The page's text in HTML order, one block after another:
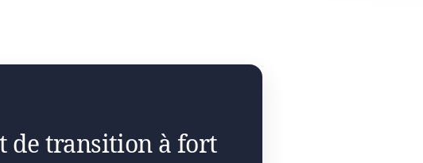
de transition à fort